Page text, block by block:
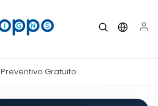
Preventivo Gratuito